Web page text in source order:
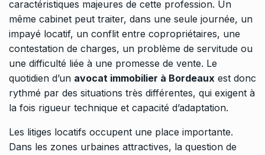
caractéristiques majeures de cette profession. Un
même cabinet peut traiter, dans une seule journée, un
impayé locatif, un conflit entre copropriétaires, une
contestation de charges, un problème de servitude ou
une difficulté liée à une promesse de vente. Le
quotidien d’un avocat immobilier à Bordeaux est donc
rythmé par des situations très différentes, qui exigent à
la fois rigueur technique et capacité d’adaptation.
Les litiges locatifs occupent une place importante.
Dans les zones urbaines attractives, la question de